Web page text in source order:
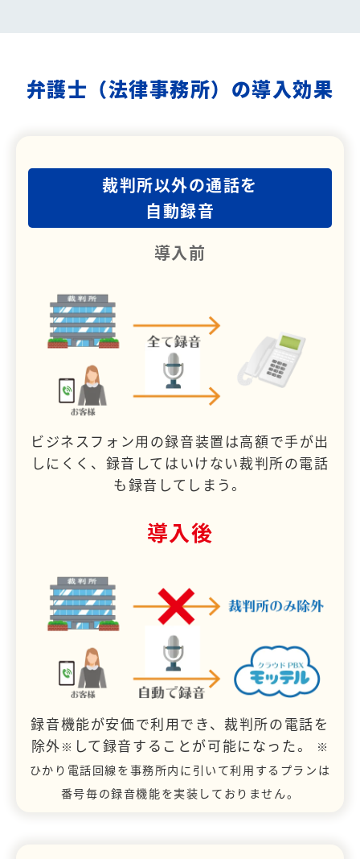
弁護士（法律事務所）の導入効果
裁判所以外の通話を
自動録音
導入前
ビジネスフォン用の録音装置は高額で手が出
しにくく、録音してはいけない裁判所の電話
も録音してしまう。
導入後
録音機能が安価で利用でき、裁判所の電話を
除外 ※ して録音することが可能になった。
※
ひかり電話回線を事務所内に引いて利用するプランは
番号毎の録音機能を実装しておりません。